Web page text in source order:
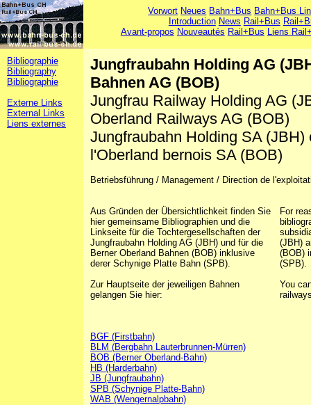
Vorwort Neues Bahn+Bus Bahn+Bus
Introduction News Rail+Bus
Avant-propos Nouveautés Rail+Bus Liens
Bibliographie
Bibliography
Bibliographie
Externe Links
External Links
Liens externes
Jungfraubahn Holding AG
Bahnen AG (BOB)
Jungfrau Railway Holding AG
Oberland Railways AG (BOB)
Jungfraubahn Holding SA (JBH)
l'Oberland bernois SA (BOB)
Betriebsführung / Management / Direction de
Aus Gründen der Übersichtlichkeit finden Sie
hier gemeinsame Bibliographien und die
Linkseite für die Tochtergesellschaften der
Jungfraubahn Holding AG (JBH) und für die
Berner Oberland Bahnen (BOB) inklusive
derer Schynige Platte Bahn (SPB).
Zur Hauptseite der jeweiligen Bahnen
gelangen Sie hier:
For
(JBH)
(BOB)
(SPB).
You
BGF (Firstbahn)
BLM (Bergbahn Lauterbrunnen-Mürren)
BOB (Berner Oberland-Bahn)
HB (Harderbahn)
JB (Jungfraubahn)
SPB (Schynige Platte-Bahn)
WAB (Wengernalpbahn)